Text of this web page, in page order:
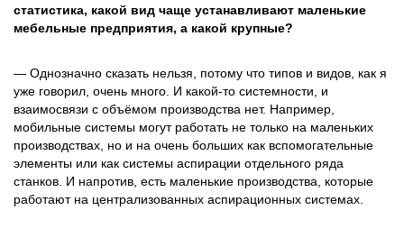
статистика, какой вид чаще устанавливают маленькие
мебельные предприятия, а какой крупные?
— Однозначно сказать нельзя, потому что типов и видов, как я
уже говорил, очень много. И какой-то системности, и
взаимосвязи с объёмом производства нет. Например,
мобильные системы могут работать не только на маленьких
производствах, но и на очень больших как вспомогательные
элементы или как системы аспирации отдельного ряда
станков. И напротив, есть маленькие производства, которые
работают на централизованных аспирационных системах.